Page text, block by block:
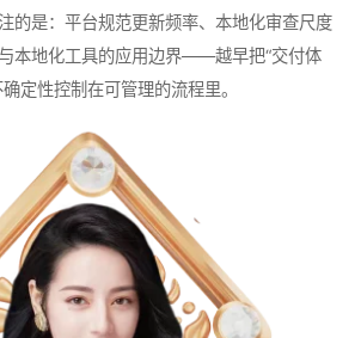
的是：平台规范更新频率、本地化审查尺度
本地化工具的应用边界——越早把“交付体
定性控制在可管理的流程里。